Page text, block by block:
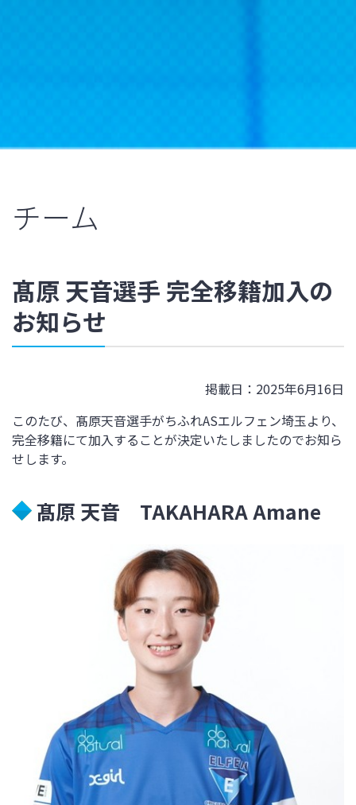
チーム
髙原 天音選手 完全移籍加入の
お知らせ
掲載日：2025年6月16日
このたび、 髙原天音選手がちふれASエルフェン埼玉より、
完全移籍にて加入することが決定いたしましたのでお知ら
せします。
髙原 天音 TAKAHARA Amane